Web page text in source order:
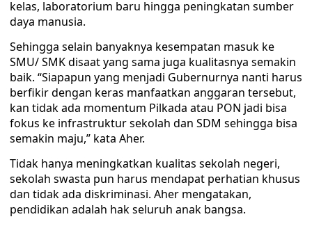
kelas, laboratorium baru hingga peningkatan sumber
daya manusia.
Sehingga selain banyaknya kesempatan masuk ke
SMU/ SMK disaat yang sama juga kualitasnya semakin
baik. “Siapapun yang menjadi Gubernurnya nanti harus
berfikir dengan keras manfaatkan anggaran tersebut,
kan tidak ada momentum Pilkada atau PON jadi bisa
fokus ke infrastruktur sekolah dan SDM sehingga bisa
semakin maju,” kata Aher.
Tidak hanya meningkatkan kualitas sekolah negeri,
sekolah swasta pun harus mendapat perhatian khusus
dan tidak ada diskriminasi. Aher mengatakan,
pendidikan adalah hak seluruh anak bangsa.